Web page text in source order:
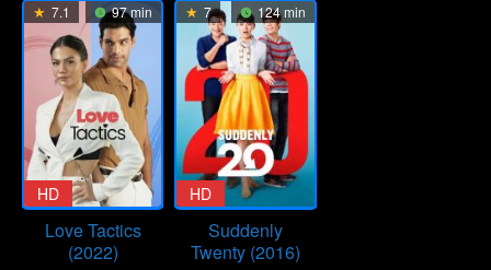
7.1 97 min
HD
Love Tactics
(2022)
7 124 min
HD
Suddenly
Twenty (2016)